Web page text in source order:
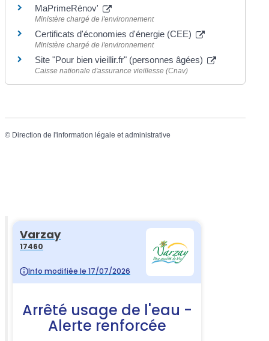
MaPrimeRénov'
Ministère chargé de l'environnement
Certificats d'économies d'énergie (CEE)
Ministère chargé de l'environnement
Site "Pour bien vieillir.fr" (personnes âgées)
Caisse nationale d'assurance vieillesse (Cnav)
© Direction de l'information légale et administrative